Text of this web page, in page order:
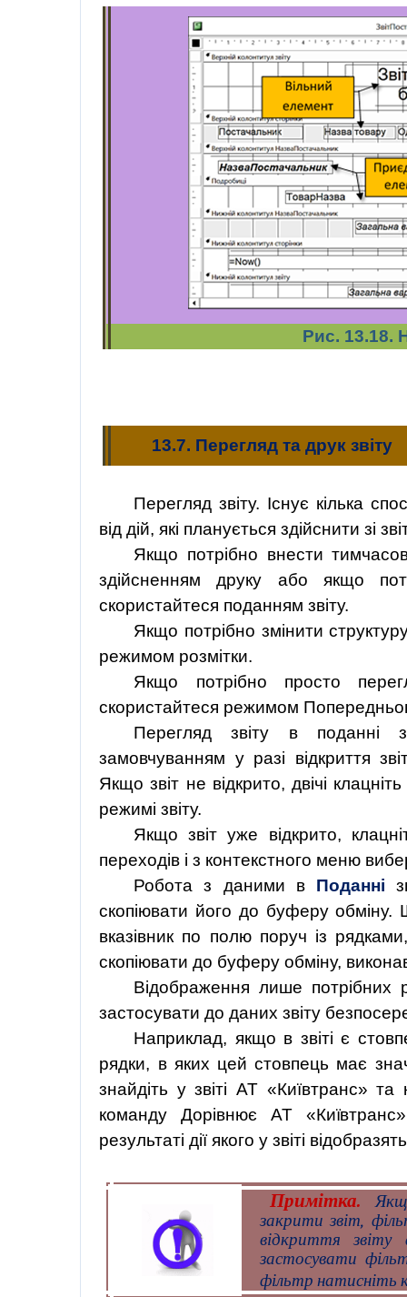
Рис. 13.18.
13.7. Перегляд та друк звіту
Перегляд звіту. Існує кілька
від дій, які планується здійснити зі
Якщо потрібно внести
здійсненням друку або якщо
скористайтеся поданням звіту.
Якщо потрібно змінити
режимом розмітки.
Якщо потрібно просто
скористайтеся режимом
Перегляд звіту в поданні
замовчуванням у разі відкриття
Якщо звіт не відкрито, двічі
режимі звіту.
Якщо звіт уже відкрито,
переходів і з контекстного меню
Робота з даними в Поданні
скопіювати його до буферуобміну.
вказівник по полю поруч із
скопіюватидо буферу обміну,
Відображення лише потрібних
застосувати до даних звіту
Наприклад, якщо в звіті є
рядки, в яких цей стовпець має
знайдіть у звіті АТ «Київтранс» та
команду
Дорівнює АТ «Київтранс
результаті дії якого у звіті
Примітка.
закрити звіт,
відкриття
застосувати
фільтр натисніть